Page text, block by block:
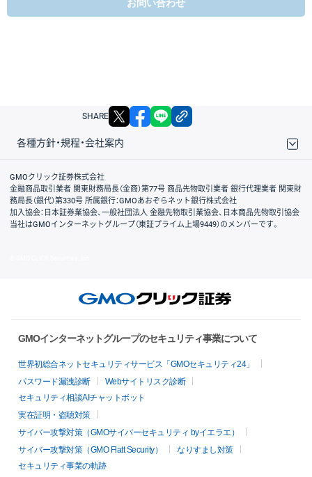
お問い合わせ
SHARE X facebook
各種方針・規程・会社案内
取引規程・約款
サイトマップ
その他のご案内
個人情報保護方針
最良執行方針
サイトのご利用について
ディスクレイマー
信託保全
リスク説明
会社案内
GMOクリック証券株式会社
金融商品取引業者 関東財務局長（金商）第77号 商品先物取引業者 銀行代理業者 関東財
務局長（銀代）第330号 所属銀行：GMOあおぞらネット銀行株式会社
加入協会：日本証券業協会、一般社団法人 金融先物取引業協会、日本商品先物取引協会
当社はGMOインターネットグループ（東証プライム上場9449）のメンバーです。
GMOインターネットグループのセキュリティ事業について
世界初総合ネットセキュリティサービス「GMOセキュリティ24」
パスワード漏洩診断
Webサイトリスク診断
セキュリティ相談AIチャットボット
実在証明・盗聴対策
サイバー攻撃対策（GMOサイバーセキュリティ byイエラエ）
サイバー攻撃対策（GMO Flatt Security）
なりすまし対策
セキュリティ事業の軌跡